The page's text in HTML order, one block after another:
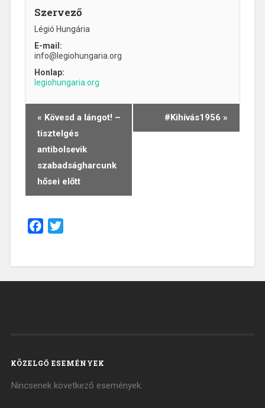
Szervező
Légió Hungária
E-mail:
info@legiohungaria.org
Honlap:
legiohungaria.org
Esemény
navigáció
« Kövesd a lángot! –
tisztelgés
antibolsevik
szabadságharcunk
hősei előtt
#Kihívás1956 »
Facebook
KÖZELGŐ ESEMÉNYEK
Nincsenek következő események.